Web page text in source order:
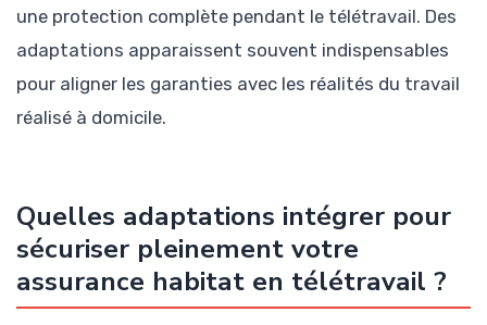
une protection complète pendant le télétravail. Des
adaptations apparaissent souvent indispensables
pour aligner les garanties avec les réalités du travail
réalisé à domicile.
Quelles adaptations intégrer pour
sécuriser pleinement votre
assurance habitat en télétravail ?